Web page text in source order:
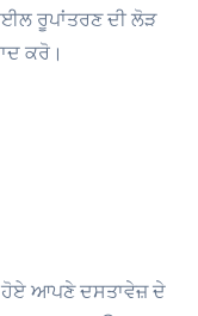
ਰੂਪਾਂਤਰਣ ਦੀ ਲੋੜ
ਕਰੋ।
ਆਪਣੇ ਦਸਤਾਵੇਜ਼ ਦੇ